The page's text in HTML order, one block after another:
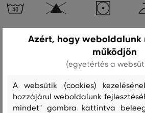
Ajánlott
Azért, hogy weboldalunk
működjön
(egyetértés a
A websütik (cookies)
hozzájárul weboldalunk
mindet" gombra kattintva